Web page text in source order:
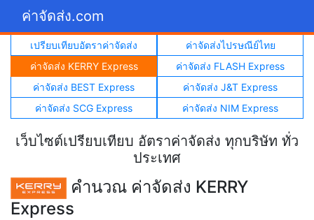
ค่าจัดส่ง.com
เปรียบเทียบอัตราค่าจัดส่ง
ค่าจัดส่งไปรษณีย์ไทย
ค่าจัดส่ง KERRY Express
ค่าจัดส่ง FLASH Express
ค่าจัดส่ง BEST Express
ค่าจัดส่ง J&T Express
ค่าจัดส่ง SCG Express
ค่าจัดส่ง NIM Express
เว็บไซต์เปรียบเทียบ อัตราค่าจัดส่ง ทุกบริษัท ทั่ว
ประเทศ
คำนวณ ค่าจัดส่ง KERRY
Express